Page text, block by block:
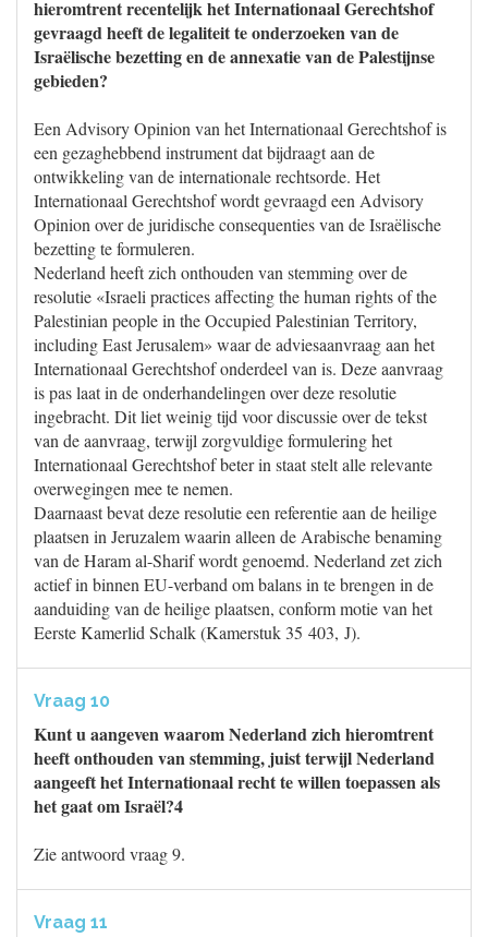
hieromtrent recentelijk het Internationaal Gerechtshof
gevraagd heeft de legaliteit te onderzoeken van de
Israëlische bezetting en de annexatie van de Palestijnse
gebieden?
Een Advisory Opinion van het Internationaal Gerechtshof is
een gezaghebbend instrument dat bijdraagt aan de
ontwikkeling van de internationale rechtsorde. Het
Internationaal Gerechtshof wordt gevraagd een Advisory
Opinion over de juridische consequenties van de Israëlische
bezetting te formuleren.
Nederland heeft zich onthouden van stemming over de
resolutie «Israeli practices affecting the human rights of the
Palestinian people in the Occupied Palestinian Territory,
including East Jerusalem» waar de adviesaanvraag aan het
Internationaal Gerechtshof onderdeel van is. Deze aanvraag
is pas laat in de onderhandelingen over deze resolutie
ingebracht. Dit liet weinig tijd voor discussie over de tekst
van de aanvraag, terwijl zorgvuldige formulering het
Internationaal Gerechtshof beter in staat stelt alle relevante
overwegingen mee te nemen.
Daarnaast bevat deze resolutie een referentie aan de heilige
plaatsen in Jeruzalem waarin alleen de Arabische benaming
van de Haram al-Sharif wordt genoemd. Nederland zet zich
actief in binnen EU-verband om balans in te brengen in de
aanduiding van de heilige plaatsen, conform motie van het
Eerste Kamerlid Schalk (Kamerstuk 35 403, J).
Vraag 10
Kunt u aangeven waarom Nederland zich hieromtrent
heeft onthouden van stemming, juist terwijl Nederland
aangeeft het Internationaal recht te willen toepassen als
het gaat om Israël?4
Zie antwoord vraag 9.
Vraag 11